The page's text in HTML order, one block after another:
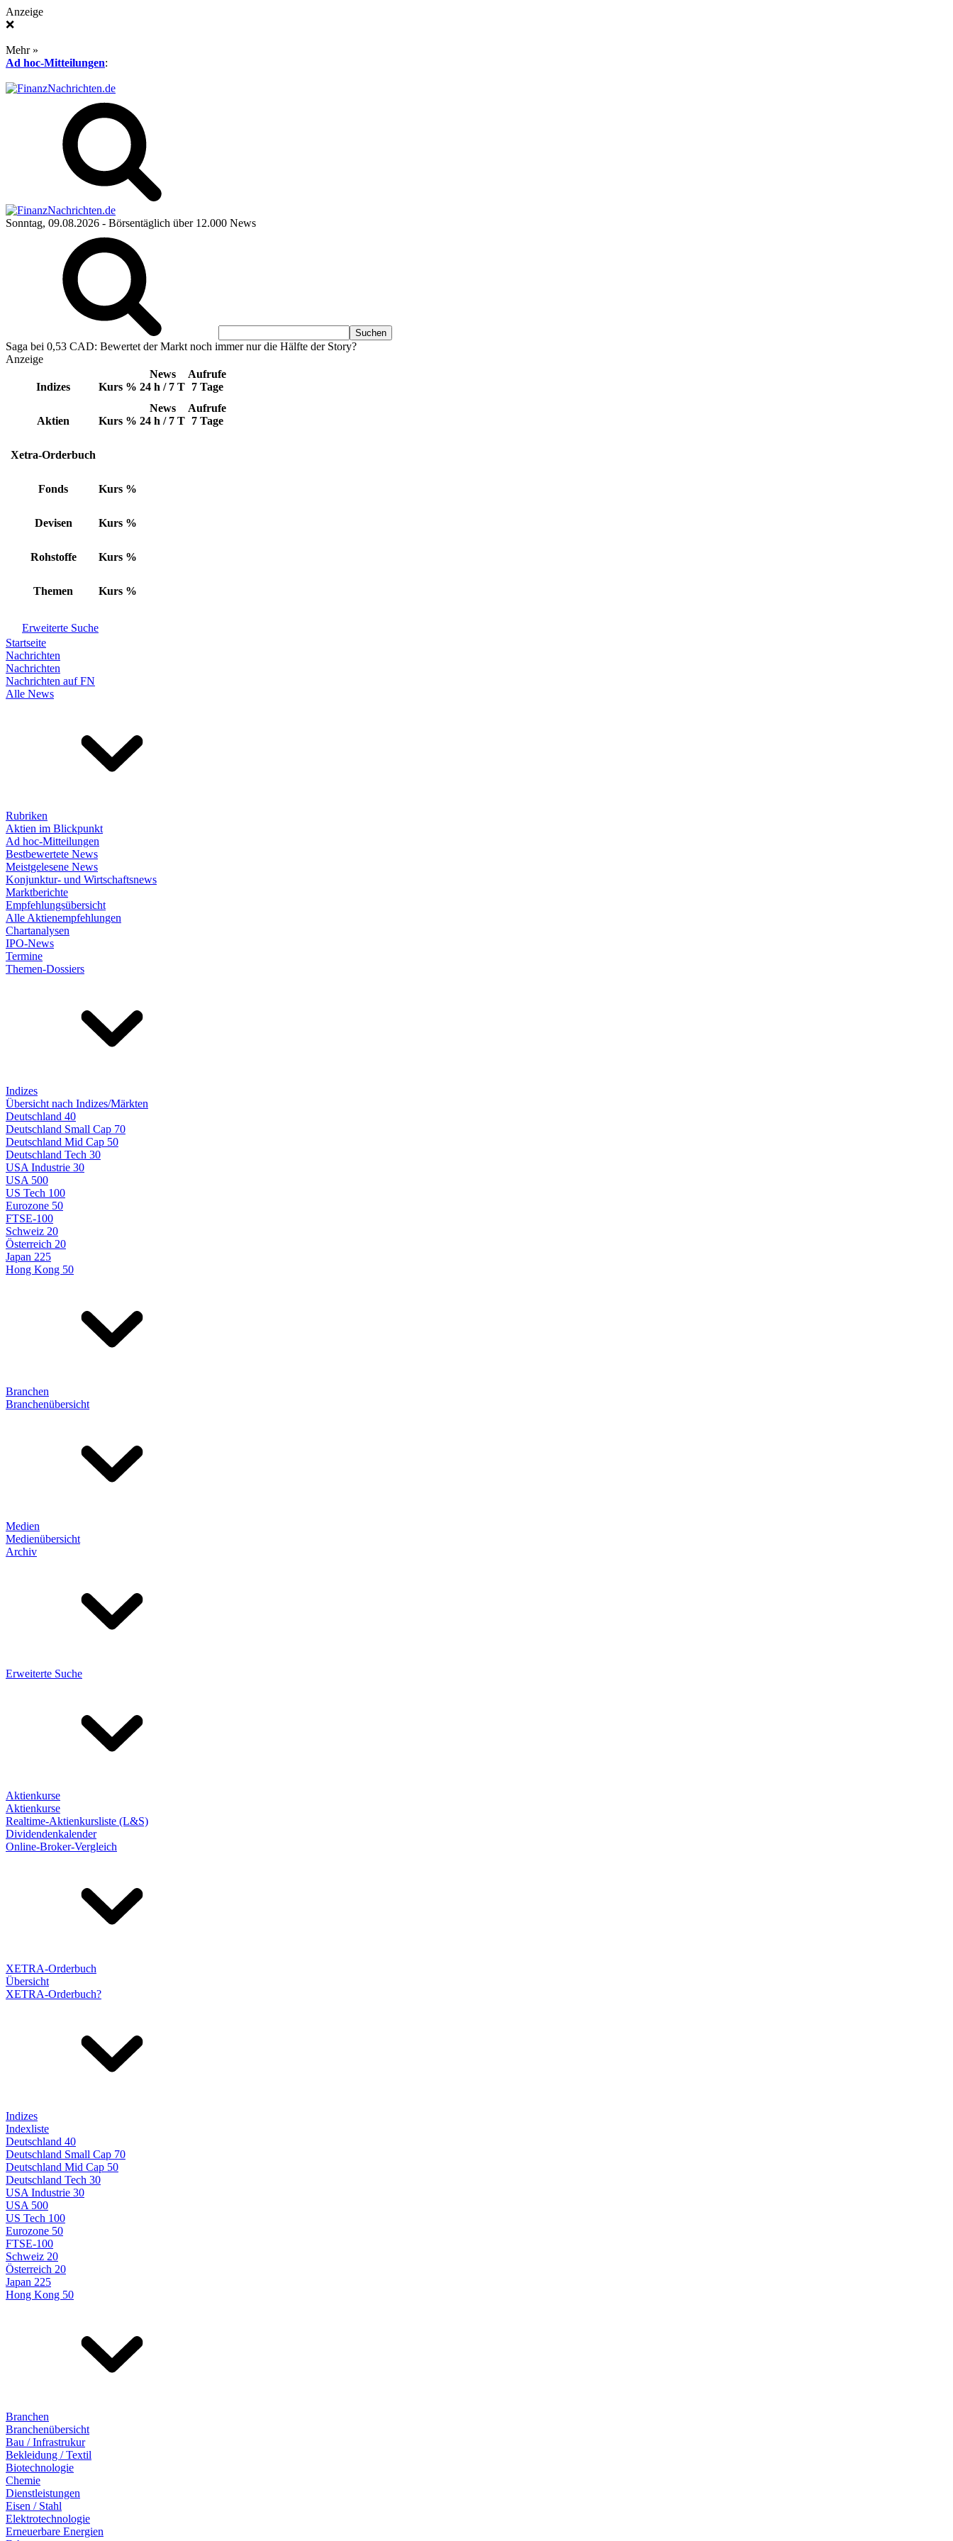
Anzeige
❌
Mehr »
Ad hoc-Mitteilungen:
Sonntag, 09.08.2026 - Börsentäglich über 12.000 News
Saga bei 0,53 CAD: Bewertet der Markt noch immer nur die Hälfte der Story?
Anzeige
Indizes Kurs %
News
24 h / 7 T
Aufrufe
7 Tage
Aktien Kurs %
News
24 h / 7 T
Aufrufe
7 Tage
Xetra-Orderbuch
Fonds Kurs %
Devisen Kurs %
Rohstoffe Kurs %
Themen Kurs %
Erweiterte Suche
Startseite
Nachrichten
Nachrichten
Nachrichten auf FN
Alle News
Rubriken
Aktien im Blickpunkt
Ad hoc-Mitteilungen
Bestbewertete News
Meistgelesene News
Konjunktur- und Wirtschaftsnews
Marktberichte
Empfehlungsübersicht
Alle Aktienempfehlungen
Chartanalysen
IPO-News
Termine
Themen-Dossiers
Indizes
Übersicht nach Indizes/Märkten
Deutschland 40
Deutschland Small Cap 70
Deutschland Mid Cap 50
Deutschland Tech 30
USA Industrie 30
USA 500
US Tech 100
Eurozone 50
FTSE-100
Schweiz 20
Österreich 20
Japan 225
Hong Kong 50
Branchen
Branchenübersicht
Medien
Medienübersicht
Archiv
Erweiterte Suche
Aktienkurse
Aktienkurse
Realtime-Aktienkursliste (L&S)
Dividendenkalender
Online-Broker-Vergleich
XETRA-Orderbuch
Übersicht
XETRA-Orderbuch?
Indizes
Indexliste
Deutschland 40
Deutschland Small Cap 70
Deutschland Mid Cap 50
Deutschland Tech 30
USA Industrie 30
USA 500
US Tech 100
Eurozone 50
FTSE-100
Schweiz 20
Österreich 20
Japan 225
Hong Kong 50
Branchen
Branchenübersicht
Bau / Infrastrukur
Bekleidung / Textil
Biotechnologie
Chemie
Dienstleistungen
Eisen / Stahl
Elektrotechnologie
Erneuerbare Energien